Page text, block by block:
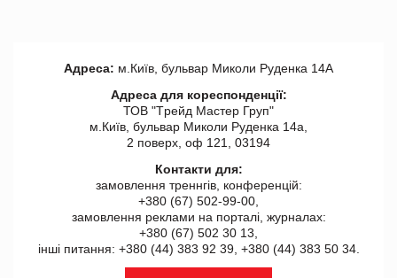
Адреса: м.Київ, бульвар Миколи Руденка 14А
Адреса для кореспонденції:
ТОВ "Tрейд Мастер Груп"
м.Київ, бульвар Миколи Руденка 14а,
2 поверх, оф 121, 03194
Контакти для:
замовлення треннгів, конференцій:
+380 (67) 502-99-00,
замовлення реклами на порталі, журналах:
+380 (67) 502 30 13,
інші питання: +380 (44) 383 92 39, +380 (44) 383 50 34.